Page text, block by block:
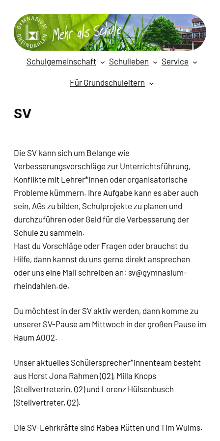
Inhalt
springen
Schulgemeinschaft Schulleben Service
Für Grundschuleltern
SV
Die SV kann sich um Belange wie
Verbesserungsvorschläge zur Unterrichtsführung,
Konflikte mit Lehrer*innen oder organisatorische
Probleme kümmern. Ihre Aufgabe kann es aber auch
sein, AGs zu bilden, Schulprojekte zu planen und
durchzuführen oder Geld für die Verbesserung der
Schule zu sammeln.
Hast du Vorschläge oder Fragen oder brauchst du
Hilfe, dann kannst du uns gerne direkt ansprechen
oder uns eine Mail schreiben an: sv@gymnasium-
rheindahlen.de.
Du möchtest in der SV aktiv werden, dann komme zu
unserer SV-Pause am Mittwoch in der großen Pause im
Raum A002.
Unser aktuelles Schülersprecher*innenteam besteht
aus Horst Jona Rahmen (Q2), Milla Knops
(Stellvertreterin, Q2) und Lorenz Hülsenbusch
(Stellvertreter, Q2).
Die SV-Lehrkräfte sind Rabea Rütten und Tim Wulms.